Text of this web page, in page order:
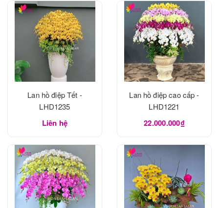
Lan hồ điệp Tết -
LHD1235
Liên hệ
Lan hồ điệp cao cấp -
LHD1221
22.000.000₫